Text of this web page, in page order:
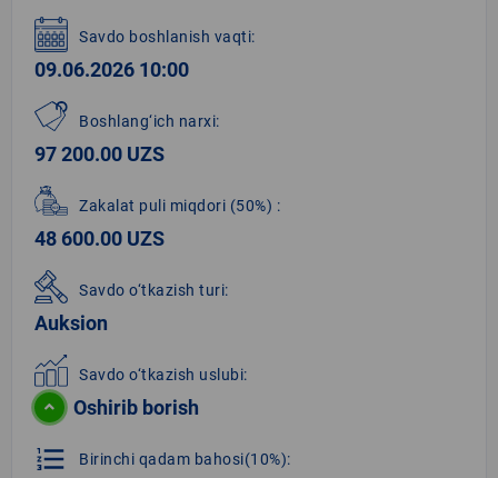
Savdo boshlanish vaqti:
09.06.2026 10:00
Boshlang‘ich narxi:
97 200.00 UZS
Zakalat puli miqdori (50%) :
48 600.00 UZS
Savdo o‘tkazish turi:
Auksion
Savdo o‘tkazish uslubi:
Oshirib borish
format_list_numbered Birinchi qadam bahosi(10%):